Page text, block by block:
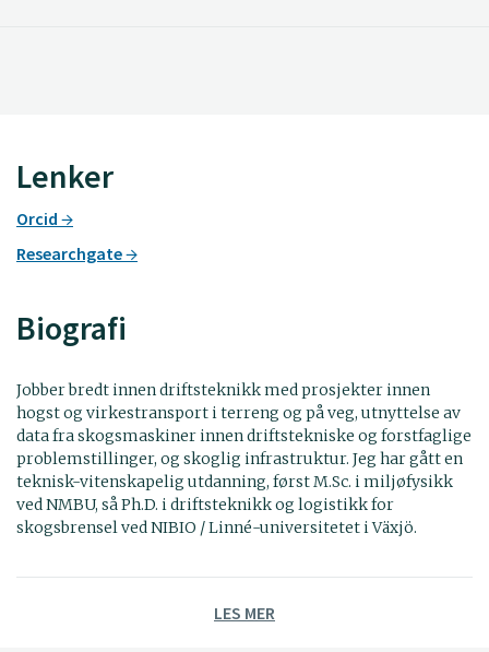
Lenker
Orcid
Researchgate
Biografi
Jobber bredt innen driftsteknikk med prosjekter innen
hogst og virkestransport i terreng og på veg, utnyttelse av
data fra skogsmaskiner innen driftstekniske og forstfaglige
problemstillinger, og skoglig infrastruktur. Jeg har gått en
teknisk-vitenskapelig utdanning, først M.Sc. i miljøfysikk
ved NMBU, så Ph.D. i driftsteknikk og logistikk for
skogsbrensel ved NIBIO / Linné-universitetet i Växjö.
LES MER